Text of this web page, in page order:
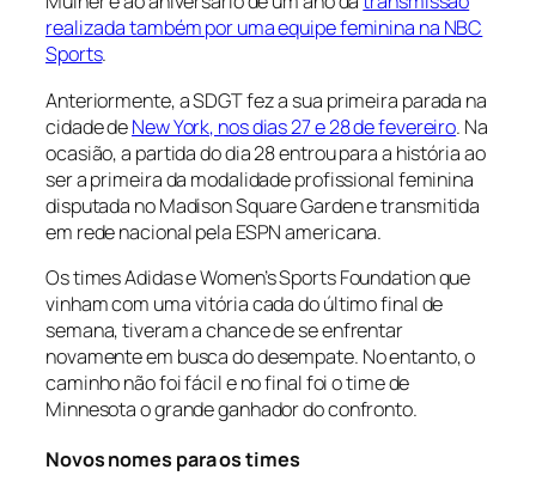
realizada também por uma equipe feminina na NBC
Sports.
Anteriormente, a SDGT fez a sua primeira parada na
cidade deNew York, nos dias 27 e 28 de fevereiro. Na
ocasião, a partida do dia 28 entrou para a história ao
ser a primeira da modalidade profissional feminina
disputada no Madison Square Garden e transmitida
em rede nacional pela ESPN americana.
Os times Adidas e Women’s Sports Foundation que
vinham com uma vitória cada do último final de
semana, tiveram a chance de se enfrentar
novamente em busca do desempate. No entanto, o
caminho não foi fácil e no final foi o time de
Minnesota o grande ganhador do confronto.
Novos nomes para os times